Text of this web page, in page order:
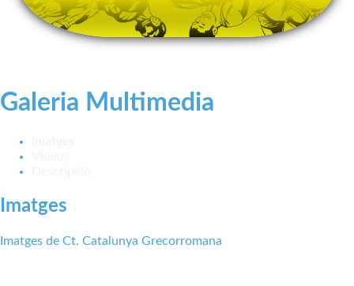
Galeria Multimedia
Imatges
Imatges de Ct. Catalunya Grecorromana